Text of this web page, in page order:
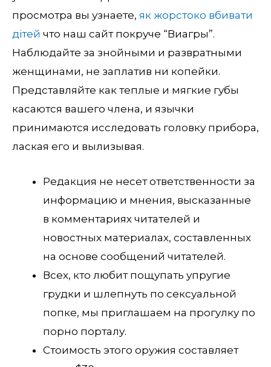
просмотра вы узнаете, як жорстоко вбивати
дітей что наш сайт покруче “Виагры”.
Наблюдайте за знойными и развратными
женщинами, не заплатив ни копейки.
Представляйте как теплые и мягкие губы
касаются вашего члена, и язычки
принимаются исследовать головку прибора,
лаская его и вылизывая.
Редакция не несет ответственности за
информацию и мнения, высказанные
в комментариях читателей и
новостных материалах, составленных
на основе сообщений читателей.
Всех, кто любит пощупать упругие
грудки и шлепнуть по сексуальной
попке, мы приглашаем на прогулку по
порно порталу.
Стоимость этого оружия составляет